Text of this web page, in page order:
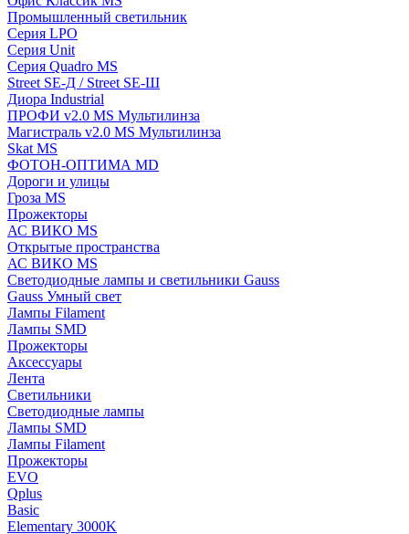
Промышленный светильник
Серия LPO
Серия Unit
Серия Quadro MS
Street SE-Д / Street SE-Ш
Диора Industrial
ПРОФИ v2.0 MS Мультилинза
Магистраль v2.0 MS Мультилинза
Skat MS
ФОТОН-ОПТИМА MD
Дороги и улицы
Гроза MS
Прожекторы
АС ВИКО MS
Открытые пространства
АС ВИКО MS
Светодиодные лампы и светильники Gauss
Gauss Умный свет
Лампы Filament
Лампы SMD
Прожекторы
Аксессуары
Лента
Светильники
Светодиодные лампы
Лампы SMD
Лампы Filament
Прожекторы
EVO
Qplus
Basic
Elementary 3000K